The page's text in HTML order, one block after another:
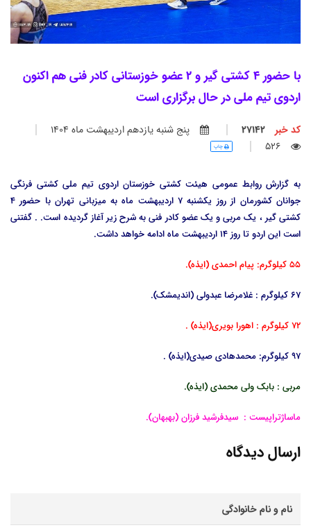
با حضور 4 کشتی گیر و 2 عضو خوزستانی کادر فنی هم اکنون
اردوی تیم ملی در حال برگزاری است
کد خبر
پنج شنبه يازدهم ارديبهشت ماه 1404
526
چاپ
به گزارش روابط عمومی هیئت کشتی خوزستان اردوی تیم ملی کشتی فرنگی
جوانان کشورمان از روز یکشنبه 7 اردیبهشت ماه به میزبانی تهران با حضور 4
کشتی گیر ، یک مربی و یک عضو کادر فنی به شرح زیر آغاز گردیده است. . گفتنی
است این اردو تا روز 14 اردیبهشت ماه ادامه خواهد داشت.
55 کیلوگرم: پیام احمدی (ایذه).
67 کیلوگرم : غلامرضا عبدولی (اندیمشک).
72 کیلوگرم : اهورا بویری(ایذه) .
97 کیلوگرم: محمدهادی صیدی(ایذه) .
مربی : بابک ولی محمدی (ایذه).
ماساژتراپیست : سیدفرشید فرزان (بهبهان).
ارسال دیدگاه